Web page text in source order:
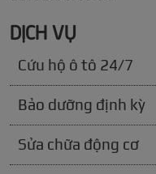
DỊCH VỤ
Cứu hộ ô tô 24/7
Bảo dưỡng định kỳ
Sửa chữa động cơ